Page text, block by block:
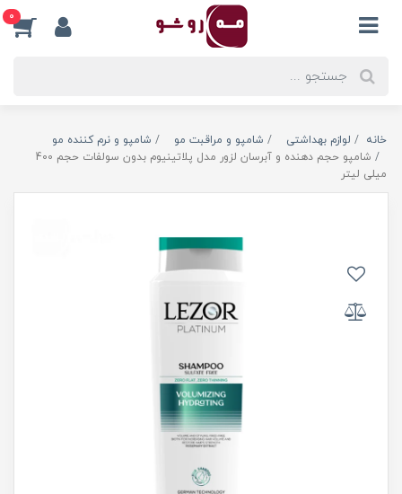
0
خانه لوازم بهداشتی شامپو و مراقبت مو
شامپو و نرم کننده مو
شامپو حجم دهنده و آبرسان لزور مدل پلاتینیوم بدون سولفات حجم 400
میلی لیتر